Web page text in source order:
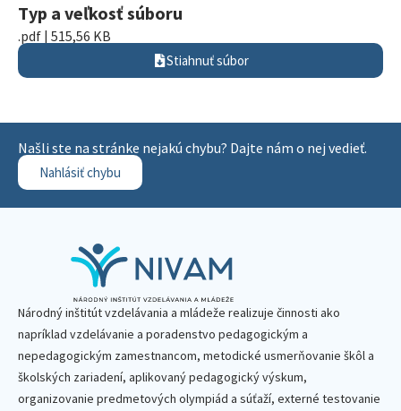
Typ a veľkosť súboru
.pdf | 515,56 KB
Stiahnuť súbor
Našli ste na stránke nejakú chybu? Dajte nám o nej vedieť.
Nahlásiť chybu
Národný inštitút vzdelávania a mládeže realizuje činnosti ako
napríklad vzdelávanie a poradenstvo pedagogickým a
nepedagogickým zamestnancom, metodické usmerňovanie škôl a
školských zariadení, aplikovaný pedagogický výskum,
organizovanie predmetových olympiád a súťaží, externé testovanie